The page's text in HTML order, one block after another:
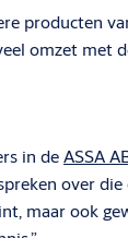
producten
omzet met
in deASSA
over
maar ook